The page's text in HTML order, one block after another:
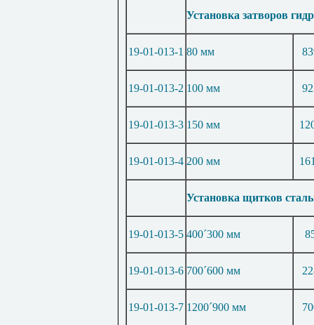
Установка затворов
19-01-013-1 80 мм
19-01-013-2 100 мм
19-01-013-3 150 мм
19-01-013-4 200 мм
Установка щитков
19-01-013-5 400´300 мм
19-01-013-6 700´600 мм
19-01-013-7 1200´900 мм